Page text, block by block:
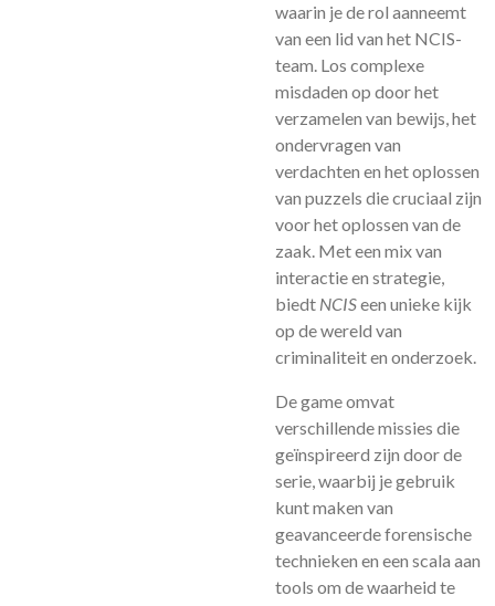
waarin je de rol aanneemt
van een lid van het NCIS-
team. Los complexe
misdaden op door het
verzamelen van bewijs, het
ondervragen van
verdachten en het oplossen
van puzzels die cruciaal zijn
voor het oplossen van de
zaak. Met een mix van
interactie en strategie,
biedt NCISeen unieke kijk
op de wereld van
criminaliteit en onderzoek.
De game omvat
verschillende missies die
geïnspireerd zijn door de
serie, waarbij je gebruik
kunt maken van
geavanceerde forensische
technieken en een scala aan
tools om de waarheid te